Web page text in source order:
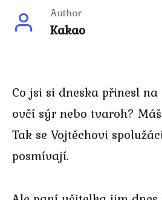
Author
Kakao
Co jsi si dneska přinesl
ovčí sýr nebo tvaroh?
Tak se Vojtěchovi
posmívají.